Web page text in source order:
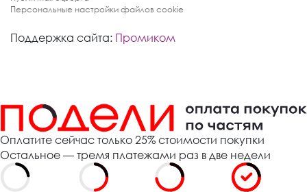
Персональные настройки файлов cookie
Поддержка сайта: Промиком
Оплатите сейчас только 25% стоимости покупки
Остальное — тремя платежами раз в две недели